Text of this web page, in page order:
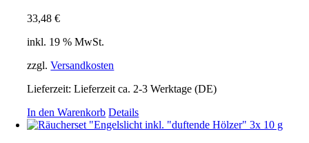
33,48€
inkl. 19 % MwSt.
zzgl.Versandkosten
Lieferzeit:Lieferzeit ca. 2-3 Werktage (DE)
In den Warenkorb Details